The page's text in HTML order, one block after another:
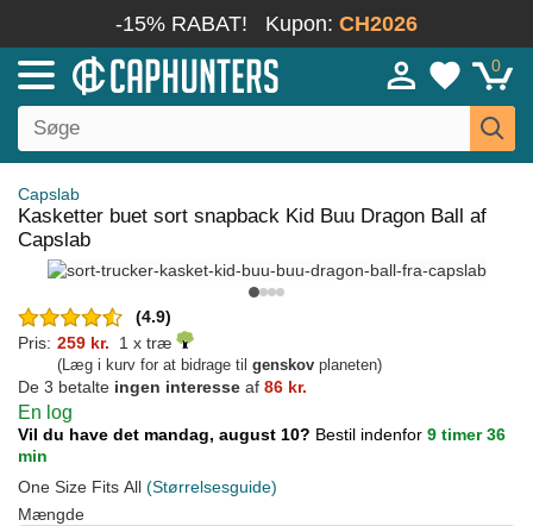
-15% RABAT! Kupon: CH2026
0
Capslab
Kasketter buet sort snapback Kid Buu Dragon Ball af
Capslab
(4.9)
Pris: 259 kr. 1 x træ
(Læg i kurv for at bidrage til genskov planeten)
De 3 betalte ingen interesse af 86 kr.
En log
Vil du have det mandag, august 10? Bestil indenfor 9 timer 36
min
One Size Fits All (Størrelsesguide)
Mængde